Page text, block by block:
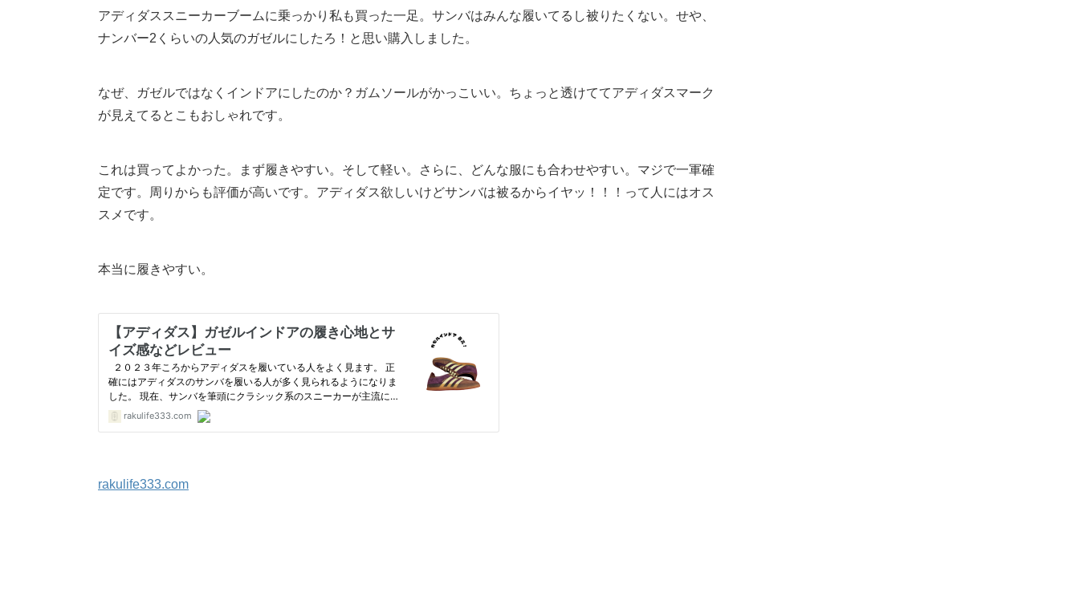
アディダススニーカーブームに乗っかり私も買った一足。サンバはみんな履いてるし被りたくない。せや、
ナンバー2くらいの人気のガゼルにしたろ！と思い購入しました。
なぜ、ガゼルではなくインドアにしたのか？ガムソールがかっこいい。ちょっと透けててアディダスマーク
が見えてるとこもおしゃれです。
これは買ってよかった。まず履きやすい。そして軽い。さらに、どんな服にも合わせやすい。マジで一軍確
定です。周りからも評価が高いです。アディダス欲しいけどサンバは被るからイヤッ！！！って人にはオス
スメです。
本当に履きやすい。
rakulife333.com